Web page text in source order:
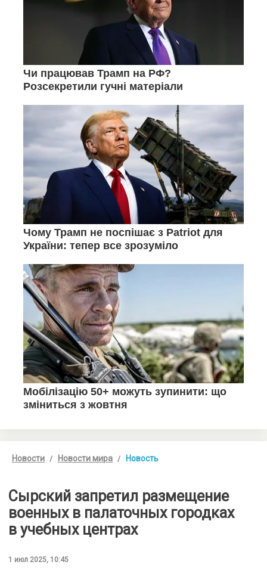
Новости Новости мира Новость
Сырский запретил размещение
военных в палаточных городках
в учебных центрах
1 июл 2025, 10:45